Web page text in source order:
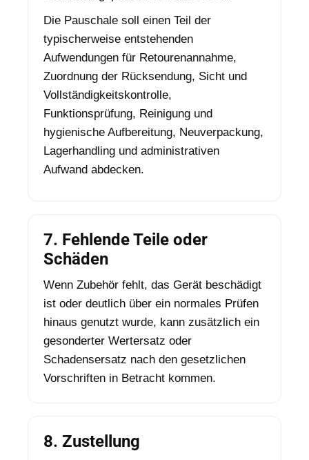
Die Pauschale soll einen Teil der
typischerweise entstehenden
Aufwendungen für Retourenannahme,
Zuordnung der Rücksendung, Sicht und
Vollständigkeitskontrolle,
Funktionsprüfung, Reinigung und
hygienische Aufbereitung, Neuverpackung,
Lagerhandling und administrativen
Aufwand abdecken.
7. Fehlende Teile oder
Schäden
Wenn Zubehör fehlt, das Gerät beschädigt
ist oder deutlich über ein normales Prüfen
hinaus genutzt wurde, kann zusätzlich ein
gesonderter Wertersatz oder
Schadensersatz nach den gesetzlichen
Vorschriften in Betracht kommen.
8. Zustellung